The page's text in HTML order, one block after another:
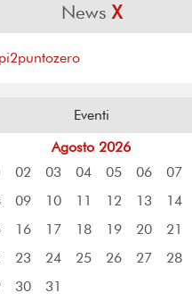
NewsX
Eventi
Agosto 2026
02 03 04 05 06
07
09 10 11 12 13
14
16 17 18 19 20
21
23 24 25 26 27
28
30 31